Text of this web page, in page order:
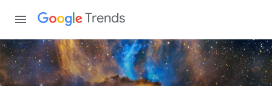
Trends